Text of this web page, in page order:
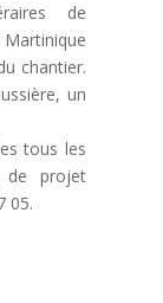
de
chantier.
un
tous les
projet
05.